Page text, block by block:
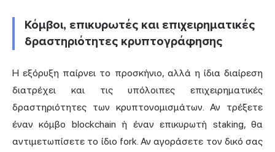
Κόμβοι, επικυρωτές και επιχειρηματικές
δραστηριότητες κρυπτογράφησης
Η εξόρυξη παίρνει το προσκήνιο, αλλά η ίδια διαίρεση
διατρέχει και τις υπόλοιπες επιχειρηματικές
δραστηριότητες των κρυπτονομισμάτων. Αν τρέξετε
έναν κόμβο blockchain ή έναν επικυρωτή staking, θα
αντιμετωπίσετε το ίδιο fork. Αν αγοράσετε τον δικό σας